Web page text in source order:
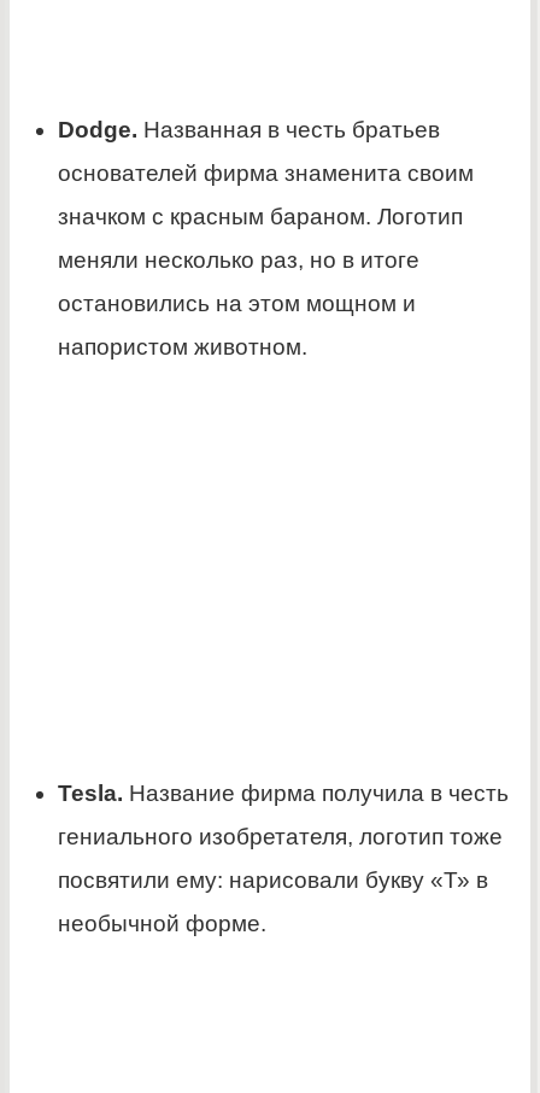
Dodge. Названная в честь братьев
основателей фирма знаменита своим
значком с красным бараном. Логотип
меняли несколько раз, но в итоге
остановились на этом мощном и
напористом животном.
Tesla. Название фирма получила в честь
гениального изобретателя, логотип тоже
посвятили ему: нарисовали букву «Т» в
необычной форме.